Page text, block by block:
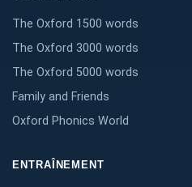
The Oxford 1500 words
The Oxford 3000 words
The Oxford 5000 words
Family and Friends
Oxford Phonics World
ENTRAÎNEMENT